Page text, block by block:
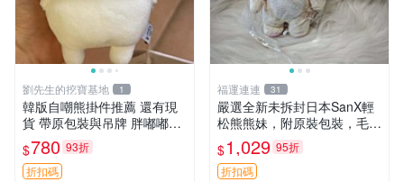
劉先生的挖寶基地 1
韓版自嘲熊掛件推薦 還有現
貨 帶原包裝與吊牌 胖嘟嘟超
可愛 毛絨手感佳 小熊掛件 自
嘲抱枕 小熊抱枕
$780 93折
折扣碼
福運連連 31
嚴選全新未拆封日本SanX輕
松熊熊妹，附原裝包裝，毛絨
質地極佳，細膩可愛，推薦收
藏兼送禮，適合女性好友或家
人，限量釋出。鬆熊、熊玩
$1,029 95折
折扣碼